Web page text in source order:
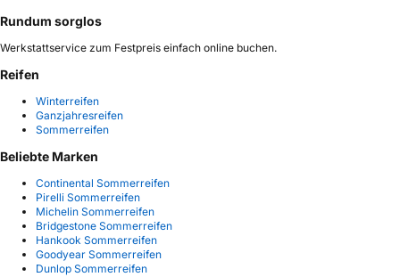
Rundum sorglos
Werkstattservice zum Festpreis einfach online buchen.
Reifen
Winterreifen
Ganzjahresreifen
Sommerreifen
Beliebte Marken
Continental Sommerreifen
Pirelli Sommerreifen
Michelin Sommerreifen
Bridgestone Sommerreifen
Hankook Sommerreifen
Goodyear Sommerreifen
Dunlop Sommerreifen